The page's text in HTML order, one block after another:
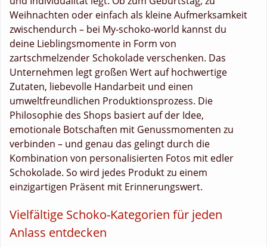
Weihnachten oder einfach als kleine Aufmerksamkeit
zwischendurch – bei My-schoko-world kannst du
deine Lieblingsmomente in Form von
zartschmelzender Schokolade verschenken. Das
Unternehmen legt großen Wert auf hochwertige
Zutaten, liebevolle Handarbeit und einen
umweltfreundlichen Produktionsprozess. Die
Philosophie des Shops basiert auf der Idee,
emotionale Botschaften mit Genussmomenten zu
verbinden – und genau das gelingt durch die
Kombination von personalisierten Fotos mit edler
Schokolade. So wird jedes Produkt zu einem
einzigartigen Präsent mit Erinnerungswert.
Vielfältige Schoko-Kategorien für jeden
Anlass entdecken